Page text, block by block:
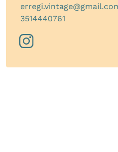
3514440761